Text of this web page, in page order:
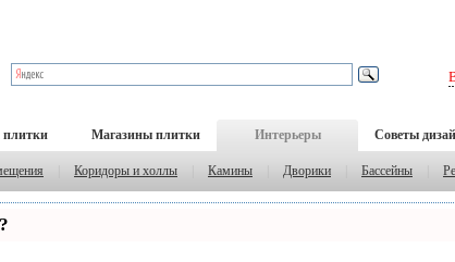
Магазины плитки Интерьеры Советы
Коридоры и холлы Камины Дворики Бассейны